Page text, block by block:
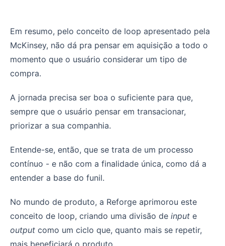
Em resumo, pelo conceito de loop apresentado pela
McKinsey, não dá pra pensar em aquisição a todo o
momento que o usuário considerar um tipo de
compra.
A jornada precisa ser boa o suficiente para que,
sempre que o usuário pensar em transacionar,
priorizar a sua companhia.
Entende-se, então, que se trata de um processo
contínuo - e não com a finalidade única, como dá a
entender a base do funil.
No mundo de produto, a Reforge aprimorou este
conceito de loop, criando uma divisão de input e
output como um ciclo que, quanto mais se repetir,